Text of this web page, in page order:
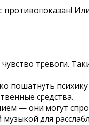
тревоги.
пошатнуть
средства.
— они могут
для